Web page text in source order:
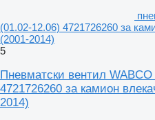
(01.02-12.06) 4721726260 за
(2001-2014)
5
Пневматски вентил
4721726260 за камион
2014)